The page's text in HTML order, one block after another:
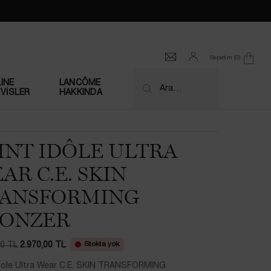
Sepetim 0
0 product in cart
LANCÔME
HAKKINDA
Ara…
IDÔLE ULTRA
C.E. SKIN
TL 2.970,00 TL Stokta yok
Ultra Wear C.E. SKIN TRANSFORMING